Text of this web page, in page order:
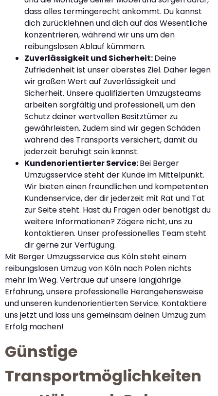
dass alles termingerecht ankommt. Du kannst
dich zurücklehnen und dich auf das Wesentliche
konzentrieren, während wir uns um den
reibungslosen Ablauf kümmern.
Zuverlässigkeit und Sicherheit:Deine
Zufriedenheit ist unser oberstes Ziel. Daher legen
wir großen Wert auf Zuverlässigkeit und
Sicherheit. Unsere qualifizierten Umzugsteams
arbeiten sorgfältig und professionell, um den
Schutz deiner wertvollen Besitztümer zu
gewährleisten. Zudem sind wir gegen Schäden
während des Transports versichert, damit du
jederzeit beruhigt sein kannst.
Kundenorientierter Service:Bei Berger
Umzugsservice steht der Kunde im Mittelpunkt.
Wir bieten einen freundlichen und kompetenten
Kundenservice, der dir jederzeit mit Rat und Tat
zur Seite steht. Hast du Fragen oder benötigst du
weitere Informationen? Zögere nicht, uns zu
kontaktieren. Unser professionelles Team steht
dir gerne zur Verfügung.
Mit Berger Umzugsservice aus Köln steht einem
reibungslosen Umzug von Köln nach Polen nichts
mehr im Weg. Vertraue auf unsere langjährige
Erfahrung, unsere professionelle Herangehensweise
und unseren kundenorientierten Service. Kontaktiere
uns jetzt und lass uns gemeinsam deinen Umzug zum
Erfolg machen!
Günstige
Transportmöglichkeiten